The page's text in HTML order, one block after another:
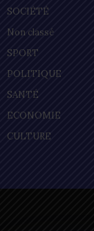
SOCIÉTÉ
Non classé
SPORT
POLITIQUE
SANTÉ
ECONOMIE
CULTURE